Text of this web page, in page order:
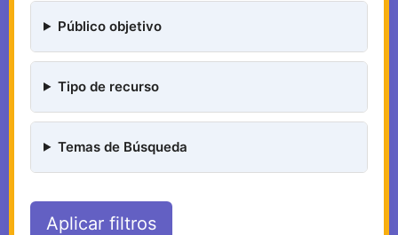
Público objetivo
Tipo de recurso
Temas de Búsqueda
Aplicar filtros